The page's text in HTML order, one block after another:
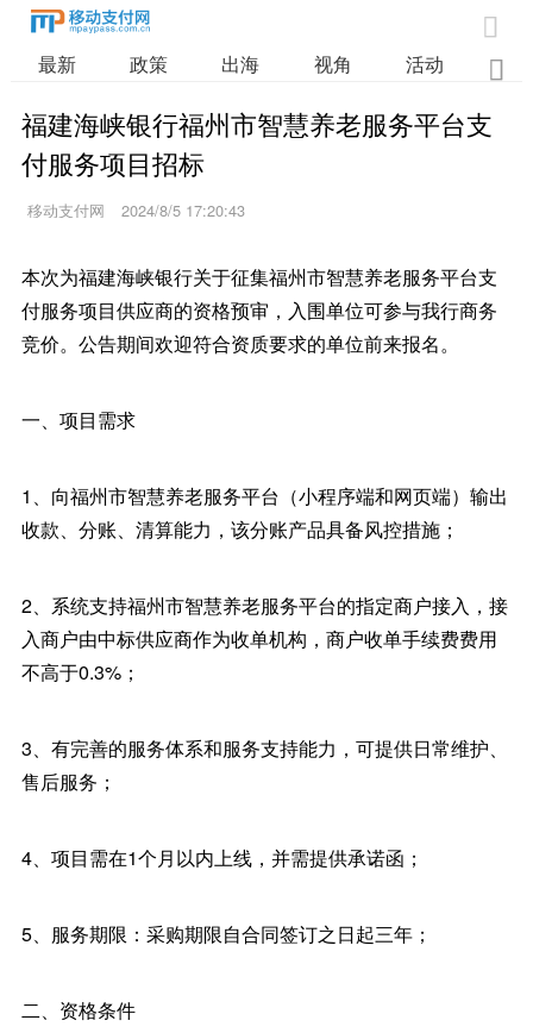

最新 政策 出海 视角 活动 业

福建海峡银行福州市智慧养老服务平台支
付服务项目招标
移动支付网 2024/8/5 17:20:43
本次为福建海峡银行关于征集福州市智慧养老服务平台支
付服务项目供应商的资格预审，入围单位可参与我行商务
竞价。公告期间欢迎符合资质要求的单位前来报名。
一、项目需求
1、向福州市智慧养老服务平台（小程序端和网页端）输出
收款、分账、清算能力，该分账产品具备风控措施；
2、系统支持福州市智慧养老服务平台的指定商户接入，接
入商户由中标供应商作为收单机构，商户收单手续费费用
不高于0.3%；
3、有完善的服务体系和服务支持能力，可提供日常维护、
售后服务；
4、项目需在1个月以内上线，并需提供承诺函；
5、服务期限：采购期限自合同签订之日起三年；
二、资格条件